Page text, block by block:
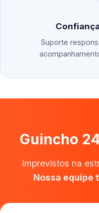
Suporte
Guincho
Imprevistos na
Nossa equipe